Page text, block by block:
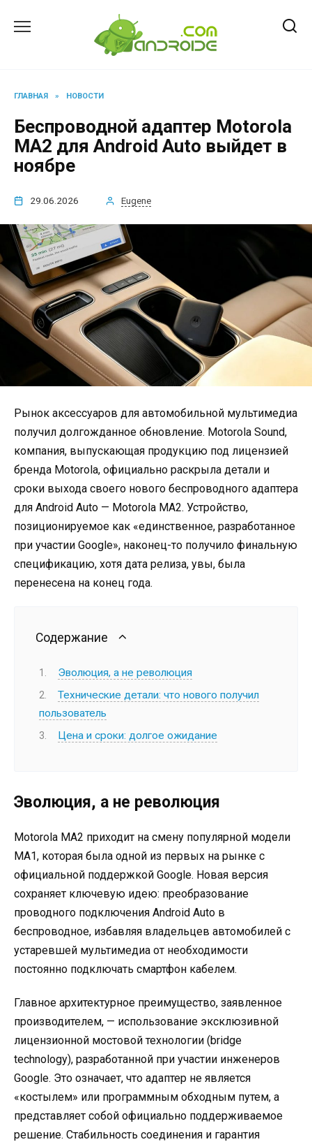
ГЛАВНАЯ » НОВОСТИ
Беспроводной адаптер Motorola
MA2 для Android Auto выйдет в
ноябре
29.06.2026 Eugene
Рынок аксессуаров для автомобильной мультимедиа
получил долгожданное обновление. Motorola Sound,
компания, выпускающая продукцию под лицензией
бренда Motorola, официально раскрыла детали и
сроки выхода своего нового беспроводного адаптера
для Android Auto — Motorola MA2. Устройство,
позиционируемое как «единственное, разработанное
при участии Google», наконец-то получило финальную
спецификацию, хотя дата релиза, увы, была
перенесена на конец года.
Содержание
Эволюция, а не революция
Технические детали: что нового получил
пользователь
Цена и сроки: долгое ожидание
Эволюция, а не революция
Motorola MA2 приходит на смену популярной модели
MA1, которая была одной из первых на рынке с
официальной поддержкой Google. Новая версия
сохраняет ключевую идею: преобразование
проводного подключения Android Auto в
беспроводное, избавляя владельцев автомобилей с
устаревшей мультимедиа от необходимости
постоянно подключать смартфон кабелем.
Главное архитектурное преимущество, заявленное
производителем, — использование эксклюзивной
лицензионной мостовой технологии (bridge
technology), разработанной при участии инженеров
Google. Это означает, что адаптер не является
«костылем» или программным обходным путем, а
представляет собой официально поддерживаемое
решение. Стабильность соединения и гарантия